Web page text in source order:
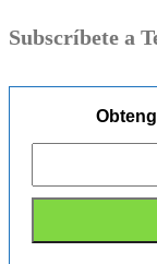
Subscríbete a